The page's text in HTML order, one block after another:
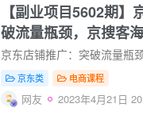
【副业项目5602期
破流量瓶颈，京搜客
东直投智能推广工具
京东类 电商课程
网友 2023年4月21日